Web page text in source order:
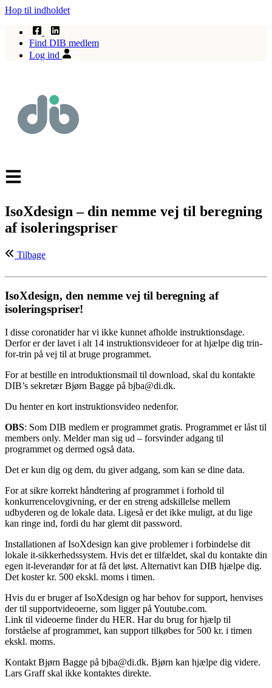
Hop til indholdet
Find DIB medlem
Log ind
IsoXdesign – din nemme vej til beregning
af isoleringspriser
Tilbage
IsoXdesign, den nemme vej til beregning af
isoleringspriser!
I disse coronatider har vi ikke kunnet afholde instruktionsdage.
Derfor er der lavet i alt 14 instruktionsvideoer for at hjælpe dig trin-
for-trin på vej til at bruge programmet.
For at bestille en introduktionsmail til download, skal du kontakte
DIB’s sekretær Bjørn Bagge på bjba@di.dk.
Du henter en kort instruktionsvideo nedenfor.
OBS: Som DIB medlem er programmet gratis. Programmet er låst til
members only. Melder man sig ud – forsvinder adgang til
programmet og dermed også data.
Det er kun dig og dem, du giver adgang, som kan se dine data.
For at sikre korrekt håndtering af programmet i forhold til
konkurrencelovgivning, er der en streng adskillelse mellem
udbyderen og de lokale data. Ligeså er det ikke muligt, at du lige
kan ringe ind, fordi du har glemt dit password.
Installationen af IsoXdesign kan give problemer i forbindelse dit
lokale it-sikkerhedssystem. Hvis det er tilfældet, skal du kontakte din
egen it-leverandør for at få det løst. Alternativt kan DIB hjælpe dig.
Det koster kr. 500 ekskl. moms i timen.
Hvis du er bruger af IsoXdesign og har behov for support, henvises
der til supportvideoerne, som ligger på Youtube.com.
Link til videoerne finder du HER. Har du brug for hjælp til
forståelse af programmet, kan support tilkøbes for 500 kr. i timen
ekskl. moms.
Kontakt Bjørn Bagge på bjba@di.dk. Bjørn kan hjælpe dig videre.
Lars Graff skal ikke kontaktes direkte.